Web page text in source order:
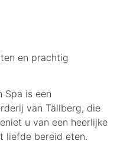
en prachtig
Spa is een
van Tällberg, die
u van een heerlijke
liefde bereid eten.